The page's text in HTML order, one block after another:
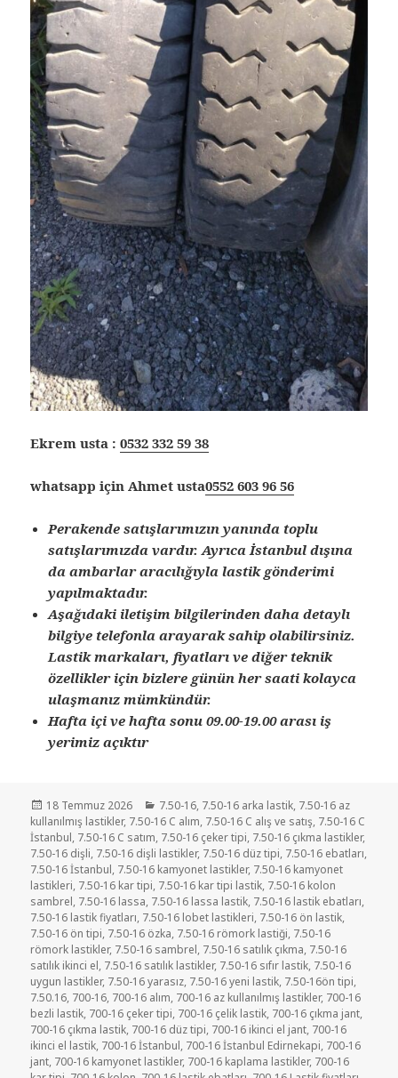
Ekrem usta :0532 332 59 38
whatsapp için Ahmet usta0552 603 96 56
Perakende satışlarımızın yanında toplu
satışlarımızda vardır. Ayrıca İstanbul dışına
da ambarlar aracılığıyla lastik gönderimi
yapılmaktadır.
Aşağıdaki iletişim bilgilerinden daha detaylı
bilgiye telefonla arayarak sahip olabilirsiniz.
Lastik markaları, fiyatları ve diğer teknik
özellikler için bizlere günün her saati kolayca
ulaşmanız mümkündür.
Hafta içi ve hafta sonu 09.00-19.00 arası iş
yerimiz açıktır
Yayın
tarihi
18 Temmuz 2026 Kategoriler
7.50-16, 7.50-16 arka lastik, 7.50-16 az
kullanılmış lastikler, 7.50-16 C alım, 7.50-16 C alış ve satış, 7.50-16 C
İstanbul, 7.50-16 C satım, 7.50-16 çeker tipi, 7.50-16 çıkma lastikler,
7.50-16 dişli, 7.50-16 dişli lastikler, 7.50-16 düz tipi, 7.50-16 ebatları,
7.50-16 İstanbul, 7.50-16 kamyonet lastikler, 7.50-16 kamyonet
lastikleri, 7.50-16 kar tipi, 7.50-16 kar tipi lastik, 7.50-16 kolon
sambrel, 7.50-16 lassa, 7.50-16 lassa lastik, 7.50-16 lastik ebatları,
7.50-16 lastik fiyatları, 7.50-16 lobet lastikleri, 7.50-16 ön lastik,
7.50-16 ön tipi, 7.50-16 özka, 7.50-16 römork lastiği, 7.50-16
römork lastikler, 7.50-16 sambrel, 7.50-16 satılık çıkma, 7.50-16
satılık ikinci el, 7.50-16 satılık lastikler, 7.50-16 sıfır lastik, 7.50-16
uygun lastikler, 7.50-16 yarasız, 7.50-16 yeni lastik, 7.50-16ön tipi,
7.50.16, 700-16, 700-16 alım, 700-16 az kullanılmış lastikler, 700-16
bezli lastik, 700-16 çeker tipi, 700-16 çelik lastik, 700-16 çıkma jant,
700-16 çıkma lastik, 700-16 düz tipi, 700-16 ikinci el jant, 700-16
ikinci el lastik, 700-16 İstanbul, 700-16 İstanbul Edirnekapi, 700-16
jant, 700-16 kamyonet lastikler, 700-16 kaplama lastikler, 700-16